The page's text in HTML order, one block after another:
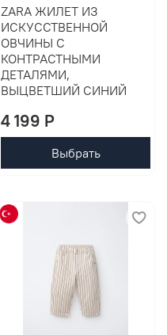
ZARA ЖИЛЕТ ИЗ
ИСКУССТВЕННОЙ
ОВЧИНЫ С
КОНТРАСТНЫМИ
ДЕТАЛЯМИ,
ВЫЦВЕТШИЙ СИНИЙ
4 199 P
Выбрать